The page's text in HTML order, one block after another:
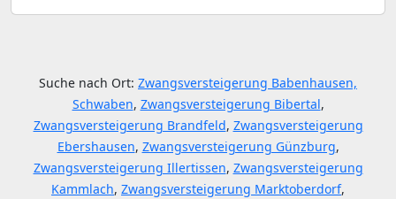
Suche nach Ort: Zwangsversteigerung Babenhausen,
Schwaben, Zwangsversteigerung Bibertal,
Zwangsversteigerung Brandfeld, Zwangsversteigerung
Ebershausen, Zwangsversteigerung Günzburg,
Zwangsversteigerung Illertissen, Zwangsversteigerung
Kammlach, Zwangsversteigerung Marktoberdorf,